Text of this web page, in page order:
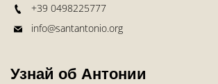
+39 0498225777
info@santantonio.org
Узнай об Антонии